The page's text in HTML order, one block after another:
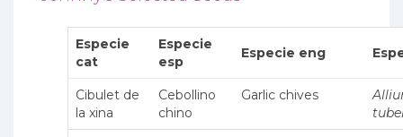
Especie
cat
Especie
esp
Especie eng
Cibulet de
la xina
Cebollino
chino
Garlic chives